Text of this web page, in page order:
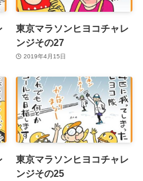
東京マラソンヒヨコチャレ
ンジその27
2019年4月15日
東京マラソンヒヨコチャレ
ンジその25